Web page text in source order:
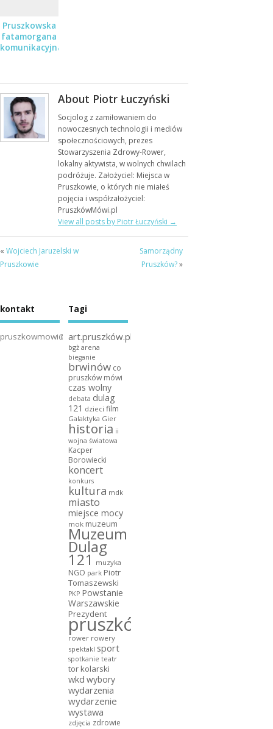
Pruszkowska
fatamorgana
komunikacyjna
About Piotr Łuczyński
Socjolog z zamiłowaniem do
nowoczesnych technologii i mediów
społecznościowych, prezes
Stowarzyszenia Zdrowy-Rower,
lokalny aktywista, w wolnych chwilach
podróżuje. Założyciel: Miejsca w
Pruszkowie, o których nie miałeś
pojęcia i współzałożyciel:
PruszkówMówi.pl
View all posts by Piotr Łuczyński →
« Wojciech Jaruzelski w
Pruszkowie
Samorządny
Pruszków?»
kontakt
pruszkowmowi@gmail.com
Tagi
art.pruszków.pl
bgż arena
bieganie
brwinów co
pruszków mówi
czas wolny
debata dulag
121 dzieci film
Galaktyka Gier
historia ii
wojna światowa
Kacper
Borowiecki
koncert
konkurs
kultura mdk
miasto
miejsce mocy
mok muzeum
Muzeum
Dulag
121 muzyka
NGO park Piotr
Tomaszewski
PKP Powstanie
Warszawskie
Prezydent
pruszków
rower rowery
spektakl sport
spotkanie teatr
tor kolarski
wkd wybory
wydarzenia
wydarzenie
wystawa
zdjęcia zdrowie